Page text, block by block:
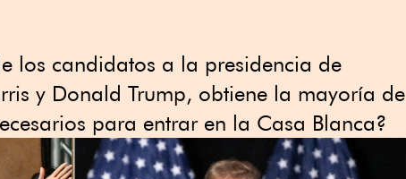
los candidatos a la presidencia de
y Donald Trump, obtiene la mayoría de
para entrar en la Casa Blanca?